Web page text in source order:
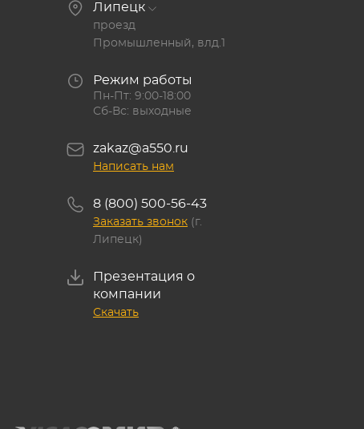
Липецк
проезд
Промышленный, влд.1
Режим работы
Пн-Пт: 9:00-18:00
Сб-Вс: выходные
zakaz@a550.ru
Написать нам
8 (800) 500-56-43
Заказать звонок (г.
Липецк)
Презентация о
компании
Скачать